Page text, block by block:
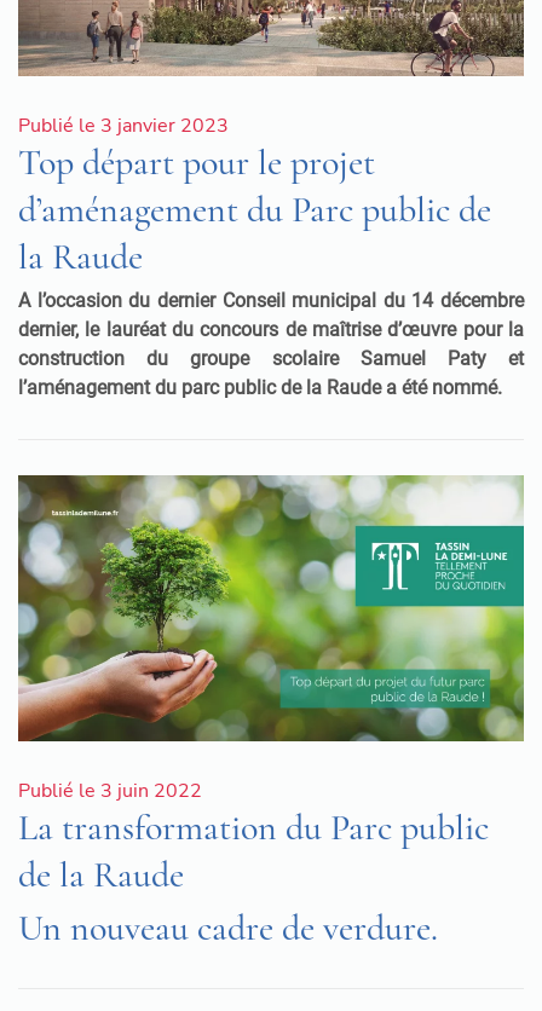
Publié le 3 janvier 2023
Top départ pour le projet
d’aménagement du Parc public de
la Raude
A l’occasion du dernier Conseil municipal du 14 décembre
dernier, le lauréat du concours de maîtrise d’œuvre pour la
construction du groupe scolaire Samuel Paty et
l’aménagement du parc public de la Raude a été nommé.
Publié le 3 juin 2022
La transformation du Parc public
de la Raude
Un nouveau cadre de verdure.